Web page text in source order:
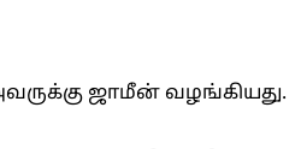
ஜாமீன் வழங்கியது.